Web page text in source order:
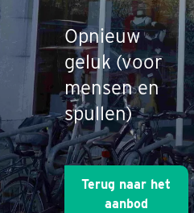
Opnieuw
geluk (voor
mensen en
spullen)
Terug naar het
aanbod